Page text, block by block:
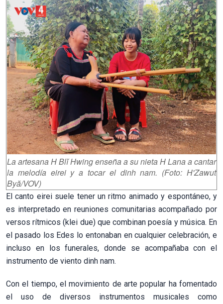
La artesana H Blĭ Hwing enseña a su nieta H Lana a cantar
la melodía eirei y a tocar el dinh nam. (Foto: H'Zawut
Byă/VOV)
El canto eirei suele tener un ritmo animado y espontáneo, y
es interpretado en reuniones comunitarias acompañado por
versos rítmicos (klei due) que combinan poesía y música. En
el pasado los Edes lo entonaban en cualquier celebración, e
incluso en los funerales, donde se acompañaba con el
instrumento de viento dinh nam.
Con el tiempo, el movimiento de arte popular ha fomentado
el uso de diversos instrumentos musicales como